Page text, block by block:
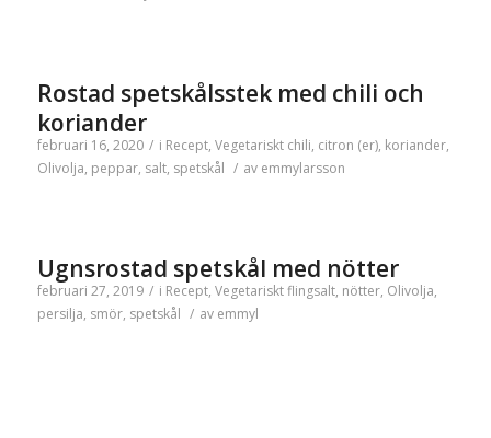
Rostad spetskålsstek med chili och
koriander
februari 16, 2020 / i Recept, Vegetariskt chili, citron (er), koriander,
Olivolja, peppar, salt, spetskål / av emmylarsson
Ugnsrostad spetskål med nötter
februari 27, 2019 / i Recept, Vegetariskt flingsalt, nötter, Olivolja,
persilja, smör, spetskål / av emmyl